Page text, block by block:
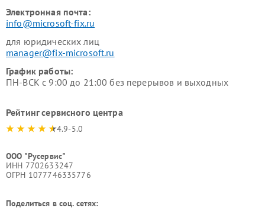
Электронная почта:
info@microsoft-fix.ru
для юридических лиц
manager@fix-microsoft.ru
График работы:
ПН-ВСК с 9:00 до 21:00 без перерывов и выходных
Рейтинг сервисного центра
4.9-5.0
ООО "Русервис"
ИНН 7702633247
ОГРН 1077746335776
Поделиться в соц. сетях: